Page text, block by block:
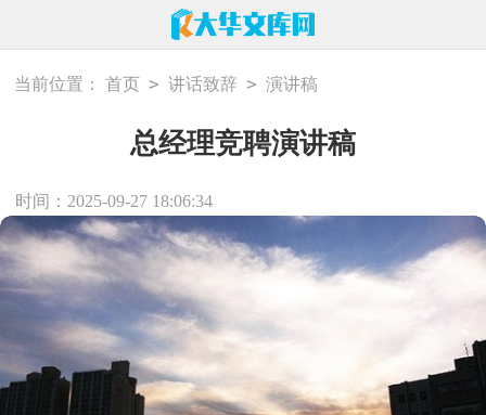
当前位置： 首页 > 讲话致辞 > 演讲稿
总经理竞聘演讲稿
时间：2025-09-27 18:06:34